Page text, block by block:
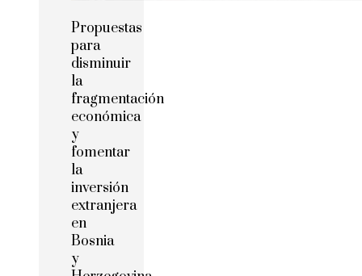
Propuestas
para
disminuir
la
fragmentación
económica
y
fomentar
la
inversión
extranjera
en
Bosnia
y